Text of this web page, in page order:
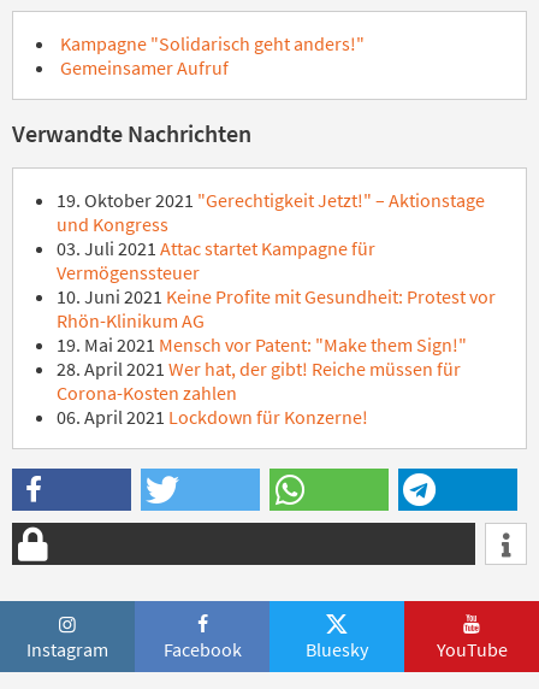
Kampagne "Solidarisch geht anders!"
Gemeinsamer Aufruf
Verwandte Nachrichten
19. Oktober 2021 "Gerechtigkeit Jetzt!" – Aktionstage
und Kongress
03. Juli 2021 Attac startet Kampagne für
Vermögenssteuer
10. Juni 2021 Keine Profite mit Gesundheit: Protest vor
Rhön-Klinikum AG
19. Mai 2021 Mensch vor Patent: "Make them Sign!"
28. April 2021 Wer hat, der gibt! Reiche müssen für
Corona-Kosten zahlen
06. April 2021 Lockdown für Konzerne!
Instagram Facebook Bluesky YouTube